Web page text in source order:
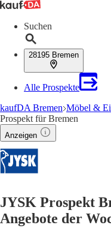
Suchen
28195 Bremen
Alle Prospekte
kaufDA Bremen Möbel &
Prospekt für Bremen
Anzeigen
JYSK Prospekt
Angebote der